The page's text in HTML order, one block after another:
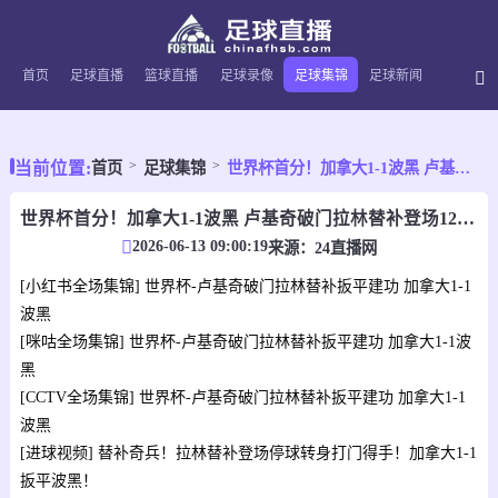
首页 足球直播 篮球直播 足球录像 足球集锦 足球新闻
当前位置:首页 足球集锦 世界杯首分！加拿大1-1波黑 卢基奇破门拉林替补登场121秒扳平
世界杯首分！加拿大1-1波黑 卢基奇破门拉林替补登场121秒扳平
2026-06-13 09:00:19来源： 24直播网
[小红书全场集锦] 世界杯-卢基奇破门拉林替补扳平建功 加拿大1-1
波黑
[咪咕全场集锦] 世界杯-卢基奇破门拉林替补扳平建功 加拿大1-1波
黑
[CCTV全场集锦] 世界杯-卢基奇破门拉林替补扳平建功 加拿大1-1
波黑
[进球视频] 替补奇兵！拉林替补登场停球转身打门得手！加拿大1-1
扳平波黑！